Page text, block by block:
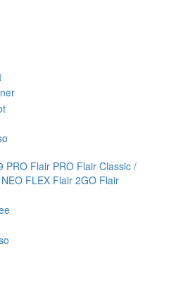
PRO Flair PRO Flair Classic /
FLEX Flair 2GO Flair